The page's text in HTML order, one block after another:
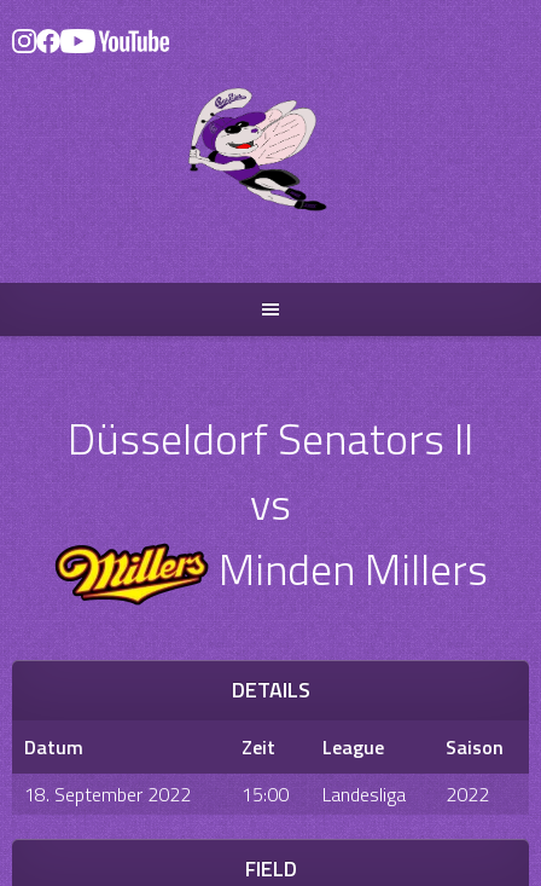
Skip
to
content
Düsseldorf Senators II
vs
Minden Millers
DETAILS
Datum Zeit League
Saison
18. September 2022
15:00 Landesliga 2022
FIELD